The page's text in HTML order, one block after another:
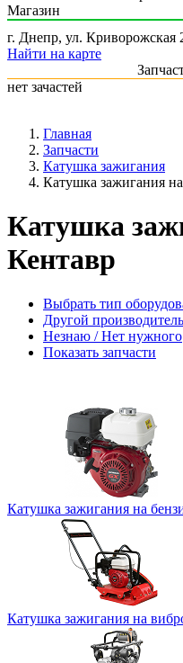
Магазин
г. Днепр, ул. Криворожская
Найти на карте
нет зачастей
Главная
Запчасти
Катушка зажигания
Катушка зажигания
Катушка
Кентавр
Выбрать тип
Другой производитель
Незнаю / Нет нужного
Показать запчасти
Катушка зажигания на
Катушка зажигания на